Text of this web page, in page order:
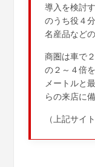
導入を検討
のうち役４
名産品など
商圏は車で
の２～４倍
メートルと
らの来店に備
（上記サイ